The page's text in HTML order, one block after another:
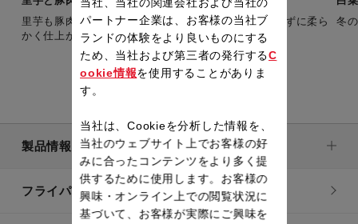
里芋も豚肉もごろっと食べ応え！圧力鍋なら煮崩れせずに柔ら
かく仕上がります。
冬
製品情報
フライパン・鍋
当社、当社の関連会社および当社の
パートナー企業は、お客様の当社ブ
ランドの体験をより良いものにする
ため、当社および第三者の発行するC
ookie情報を使用することがありま
す。
当社は、Cookieを分析した情報を、
当社のウェブサイト上でお客様の好
みに合ったコンテンツをより多く提
供するために使用します。お客様の
興味・オンライン上での閲覧状況に
基づいて、お客様が実際にご興味を